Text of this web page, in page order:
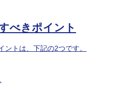
べきポイント
トは、下記の2つです。